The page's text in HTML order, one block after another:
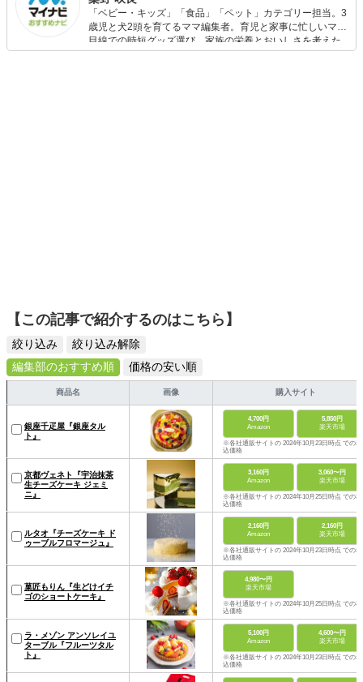
「ベビー・キッズ」「食品」「ペット」カテゴリー担当。3
歳児と犬2頭を育てるママ編集者。育児と家事に忙しいママ
目線での時短グッズ選び、家族の栄養とおいしさを考えた
食品選び、束の間のリラックスタイムを楽しむためのスイ
【この記事で紹介するのはこちら】
絞り込み
絞り込み解除
編集部のおすすめ順
価格の安い順
商品名 画像 購入サイト
銀座千疋屋『銀座タル
ト』
4,700円
Amazon
5,850円
楽天市場
※各社通販サイトの 2024年10月23日時点 での税
込価格
京都ヴェネト『宇治抹茶
生チーズケーキ ジェミ
ニ』
3,160円
Amazon
3,060〜円
楽天市場
※各社通販サイトの 2024年10月25日時点 での税
込価格
ルタオ『チーズケーキ ド
ゥーブルフロマージュ』
2,160円
Amazon
2,160円
楽天市場
※各社通販サイトの 2024年10月23日時点 での税
込価格
菓匠もりん『生どけイチ
ゴのショートケーキ』
4,980〜円
楽天市場
※各社通販サイトの 2024年10月25日時点 での税
込価格
ラ・メゾン アンソレイユ
ターブル『フルーツタル
ト』
5,100円
Amazon
4,600〜円
楽天市場
※各社通販サイトの 2024年10月23日時点 での税
込価格